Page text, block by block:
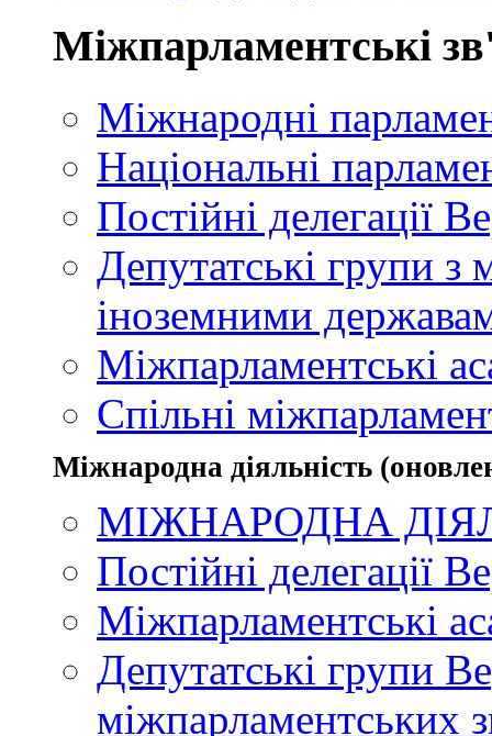
Міжпарламентські
Міжнародні
Національні
Постійні делегації
Депутатські групи з
іноземними
Міжпарламентські
Спільні
Міжнародна діяльність
МІЖНАРОДНА
Постійні делегації
Міжпарламентські
Депутатські групи
міжпарламентських